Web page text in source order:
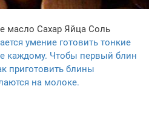
масло Сахар Яйца Соль
умение готовить тонкие
каждому. Чтобы первый блин
приготовить блины
на молоке.